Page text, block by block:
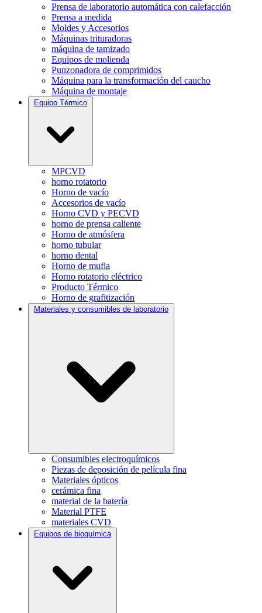
Prensa de laboratorio automática con calefacción
Prensa a medida
Moldes y Accesorios
Máquinas trituradoras
máquina de tamizado
Equipos de molienda
Punzonadora de comprimidos
Máquina para la transformación del caucho
Máquina de montaje
Equipo Térmico
MPCVD
horno rotatorio
Horno de vacío
Accesorios de vacío
Horno CVD y PECVD
horno de prensa caliente
Horno de atmósfera
horno tubular
horno dental
Horno de mufla
Horno rotatorio eléctrico
Producto Térmico
Horno de grafitización
Materiales y consumibles de laboratorio
Consumibles electroquímicos
Piezas de deposición de película fina
Materiales ópticos
cerámica fina
material de la batería
Material PTFE
materiales CVD
Equipos de bioquímica